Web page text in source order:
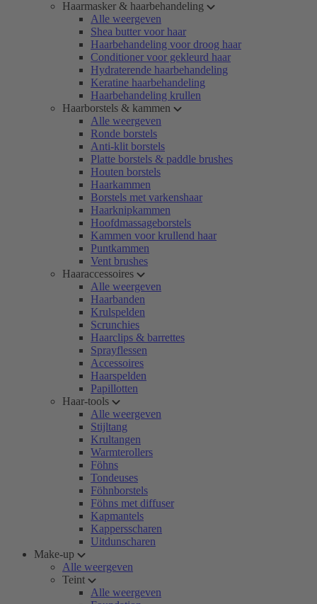
Haarmasker & haarbehandeling
Alle weergeven
Shea butter voor haar
Haarbehandeling voor droog haar
Conditioner voor gekleurd haar
Hydraterende haarbehandeling
Keratine haarbehandeling
Haarbehandeling krullen
Haarborstels & kammen
Alle weergeven
Ronde borstels
Anti-klit borstels
Platte borstels & paddle brushes
Houten borstels
Haarkammen
Borstels met varkenshaar
Haarknipkammen
Hoofdmassageborstels
Kammen voor krullend haar
Puntkammen
Vent brushes
Haaraccessoires
Alle weergeven
Haarbanden
Krulspelden
Scrunchies
Haarclips & barrettes
Sprayflessen
Accessoires
Haarspelden
Papillotten
Haar-tools
Alle weergeven
Stijltang
Krultangen
Warmterollers
Föhns
Tondeuses
Föhnborstels
Föhns met diffuser
Kapmantels
Kappersscharen
Uitdunscharen
Make-up
Alle weergeven
Teint
Alle weergeven